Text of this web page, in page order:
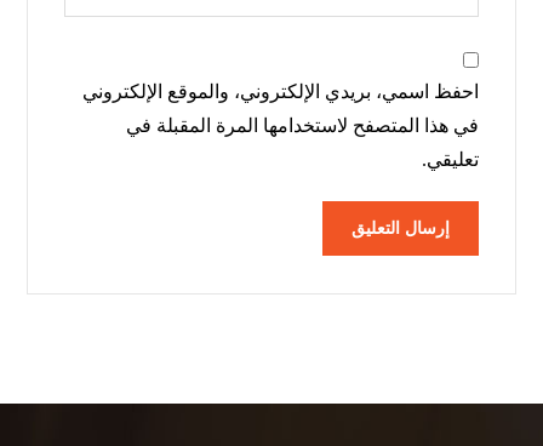
احفظ اسمي، بريدي الإلكتروني، والموقع الإلكتروني
في هذا المتصفح لاستخدامها المرة المقبلة في
تعليقي.